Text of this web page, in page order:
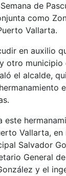
de
como
Vallarta.
en auxilio
otro municipio
el alcalde,
este
Vallarta,
Salvador
General
y el